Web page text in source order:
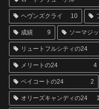
ヘヴンズクライ 10
成績 9 ソーマジ
リュートフルシティの24
メリートの24 4
ベイコートの24 2
オリーズキャンディの24 1